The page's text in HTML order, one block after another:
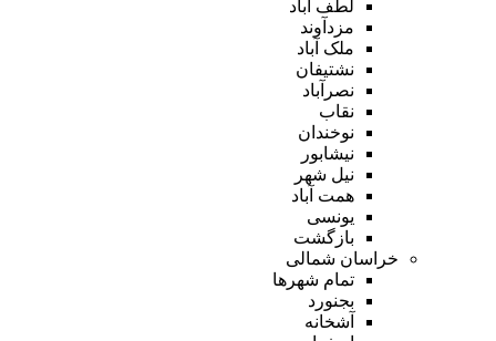
لطف آباد
مزدآوند
ملک آباد
نشتیفان
نصرآباد
نقاب
نوخندان
نیشابور
نیل شهر
همت آباد
یونسی
بازگشت
خراسان شمالی
تمام شهر‌ها
بجنورد
آشخانه